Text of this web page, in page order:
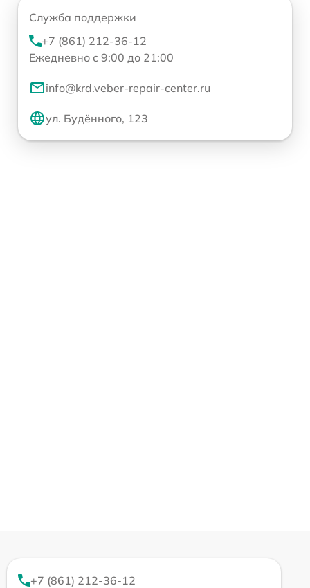
Служба поддержки
+7 (861) 212-36-12
Ежедневно с 9:00 до 21:00
info@krd.veber-repair-center.ru
ул. Будённого, 123
+7 (861) 212-36-12